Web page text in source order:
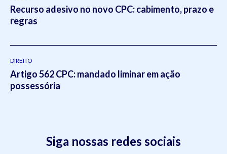
Recurso adesivo no novo CPC: cabimento, prazo e
regras
DIREITO
Artigo 562 CPC: mandado liminar em ação
possessória
Siga nossas redes sociais